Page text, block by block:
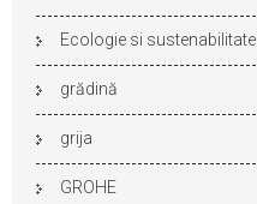
Ecologie si sustenabilitate
grădină
grija
GROHE